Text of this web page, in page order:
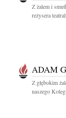
Z żalem i
reżysera
ADAM
Z głębokim
naszego